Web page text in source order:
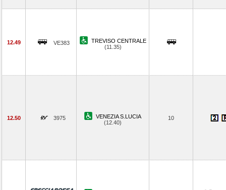
12.49 VE383
TREVISO CENTRALE
(11.35)
12.50 3975
VENEZIA S.LUCIA
(12.40)
10